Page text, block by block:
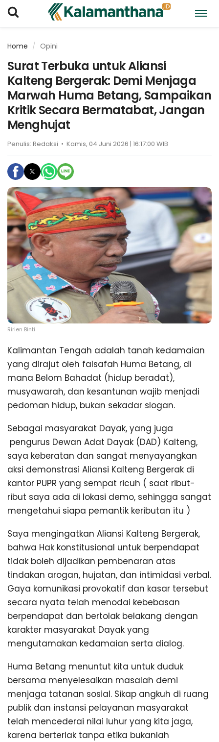
Home Opini
Surat Terbuka untuk Aliansi
Kalteng Bergerak: Demi Menjaga
Marwah Huma Betang, Sampaikan
Kritik Secara Bermatabat, Jangan
Menghujat
Penulis: Redaksi • Kamis, 04 Juni 2026 | 16:17:00 WIB
Ririen Binti
Kalimantan Tengah adalah tanah kedamaian
yang dirajut oleh falsafah Huma Betang, di
mana Belom Bahadat (hidup beradat),
musyawarah, dan kesantunan wajib menjadi
pedoman hidup, bukan sekadar slogan.
Sebagai masyarakat Dayak, yang juga
pengurus Dewan Adat Dayak (DAD) Kalteng,
saya keberatan dan sangat menyayangkan
aksi demonstrasi Aliansi Kalteng Bergerak di
kantor PUPR yang sempat ricuh ( saat ribut-
ribut saya ada di lokasi demo, sehingga sangat
mengetahui siapa pemantik keributan itu )
Saya mengingatkan Aliansi Kalteng Bergerak,
bahwa Hak konstitusional untuk berpendapat
tidak boleh dijadikan pembenaran atas
tindakan arogan, hujatan, dan intimidasi verbal.
Gaya komunikasi provokatif dan kasar tersebut
secara nyata telah menodai kebebasan
berpendapat dan bertolak belakang dengan
karakter masyarakat Dayak yang
mengutamakan kedamaian serta dialog.
Huma Betang menuntut kita untuk duduk
bersama menyelesaikan masalah demi
menjaga tatanan sosial. Sikap angkuh di ruang
publik dan instansi pelayanan masyarakat
telah mencederai nilai luhur yang kita jaga,
karena berteriak tanpa etika bukanlah